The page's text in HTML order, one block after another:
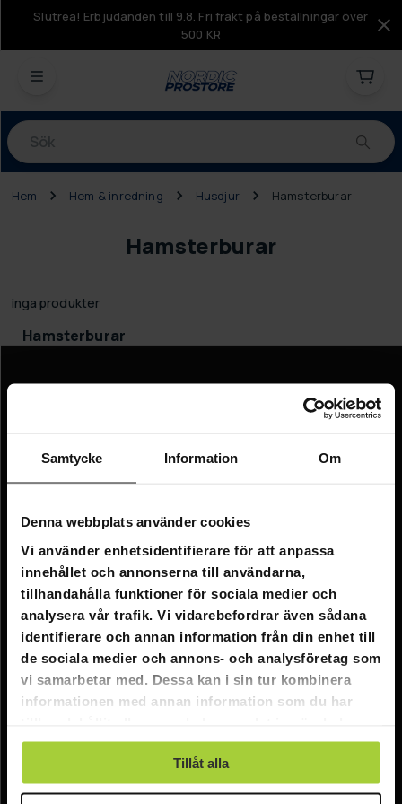
Samtycke Information Om
Denna webbplats använder cookies
Vi använder enhetsidentifierare för att anpassa
innehållet och annonserna till användarna,
tillhandahålla funktioner för sociala medier och
analysera vår trafik. Vi vidarebefordrar även sådana
identifierare och annan information från din enhet till
de sociala medier och annons- och analysföretag som
vi samarbetar med. Dessa kan i sin tur kombinera
informationen med annan information som du har
använt deras tjänster.
Tillåt alla
Slutrea! Erbjudanden till 9.8. Fri frakt på beställningar över
500 KR
Produkter
Hem Hem & inredning Husdjur Hamsterburar
Hamsterburar
inga produkter
Hamsterburar
Om oss
FAQ - Vanliga frågor
Leverans
Returer
Reklamationer
Kontakta oss
E-post: info@nordicprostore.se
Adressuppgifter:Elimägatan 15, 00510 Helsingfors, Finland